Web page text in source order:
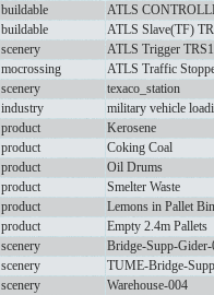
buildable
ATLS
buildable
ATLS Slave(TF)
scenery
ATLS Trigger
mocrossing
ATLS Traffic
scenery
texaco_station
industry
military vehicle
product
Kerosene
product
Coking Coal
product
Oil Drums
product
Smelter Waste
product
Lemons in Pallet Bin
product
Empty 2.4m Pallets
scenery
Bridge-Supp-Gider-
scenery
TUME-Bridge-
scenery
Warehouse-004